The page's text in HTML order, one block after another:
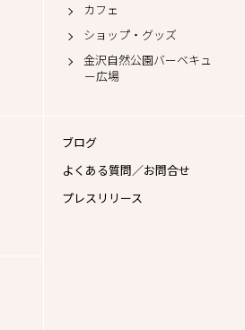
カフェ
ショップ・グッズ
金沢自然公園バーベキュ
ー広場
ブログ
よくある質問／お問合せ
プレスリリース